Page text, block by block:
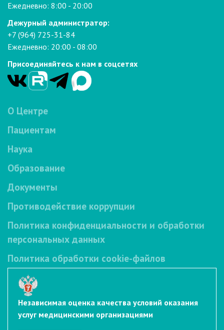
Ежедневно: 8:00 - 20:00
Дежурный администратор:
+7 (964) 725-31-84
Ежедневно: 20:00 - 08:00
Присоединяйтесь к нам в соцсетях
О Центре
Пациентам
Наука
Образование
Документы
Противодействие коррупции
Политика конфиденциальности и обработки
персональных данных
Политика обработки cookie-файлов
Независимая оценка качества условий оказания
услуг медицинскими организациями